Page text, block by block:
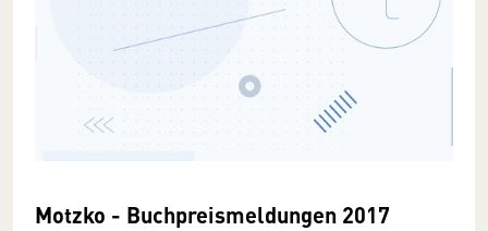
Motzko - Buchpreismeldungen 2017